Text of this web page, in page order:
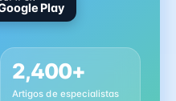
Play
2,400+
Artigos de especialistas